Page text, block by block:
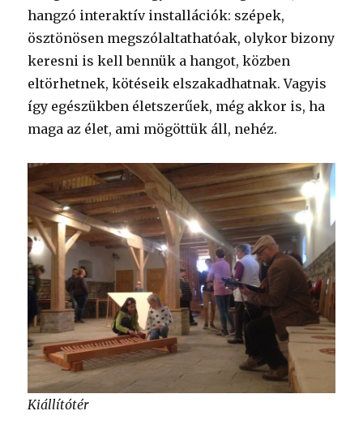
hangzó interaktív installációk: szépek,
ösztönösen megszólaltathatóak, olykor bizony
keresni is kell bennük a hangot, közben
eltörhetnek, kötéseik elszakadhatnak. Vagyis
így egészükben életszerűek, még akkor is, ha
maga az élet, ami mögöttük áll, nehéz.
Kiállítótér